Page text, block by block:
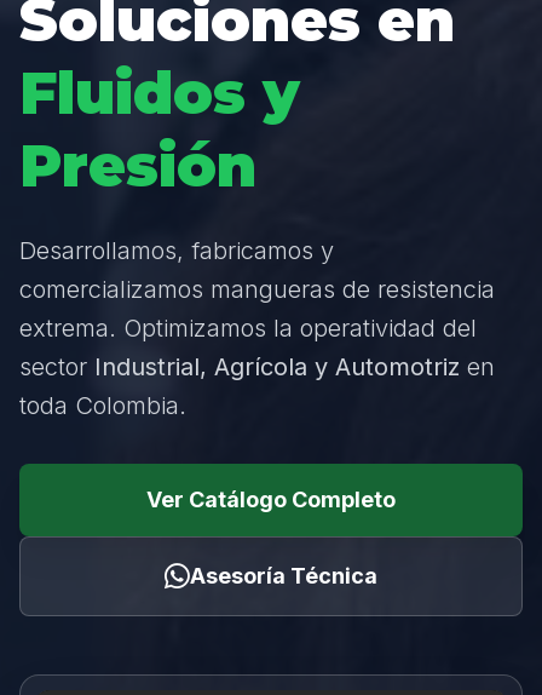
Soluciones en
Fluidos y
Presión
Desarrollamos, fabricamos y
comercializamos mangueras de resistencia
extrema. Optimizamos la operatividad del
sector Industrial, Agrícola y Automotriz en
toda Colombia.
Ver Catálogo Completo
Asesoría Técnica